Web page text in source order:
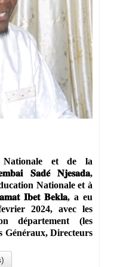
et de la
𝐒𝐚𝐝𝐞́ 𝐍𝐣𝐞𝐬𝐚𝐝𝐚,
Nationale et à
𝐈𝐛𝐞𝐭 𝐁𝐞𝐤𝐥𝐚, a eu
2024, avec les
département (les
Généraux, Directeurs